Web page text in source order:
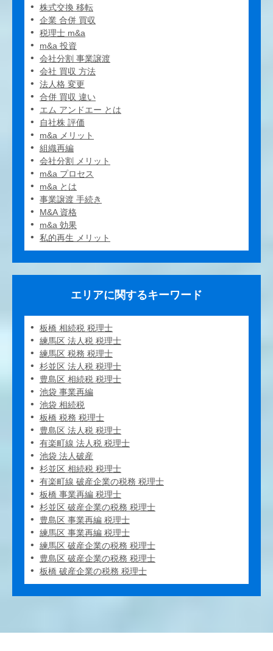
株式交換 移転
企業 合併 買収
税理士 m&a
m&a 投資
会社分割 事業譲渡
会社 買収 方法
法人格 変更
合併 買収 違い
エム アンドエー とは
自社株 評価
m&a メリット
組織再編
会社分割 メリット
m&a プロセス
m&a とは
事業譲渡 手続き
M&A 資格
m&a 効果
私的再生 メリット
エリアに関するキーワード
板橋 相続税 税理士
練馬区 法人税 税理士
練馬区 税務 税理士
杉並区 法人税 税理士
豊島区 相続税 税理士
池袋 事業再編
池袋 相続税
板橋 税務 税理士
豊島区 法人税 税理士
有楽町線 法人税 税理士
池袋 法人破産
杉並区 相続税 税理士
有楽町線 破産企業の税務 税理士
板橋 事業再編 税理士
杉並区 破産企業の税務 税理士
豊島区 事業再編 税理士
練馬区 事業再編 税理士
練馬区 破産企業の税務 税理士
豊島区 破産企業の税務 税理士
板橋 破産企業の税務 税理士